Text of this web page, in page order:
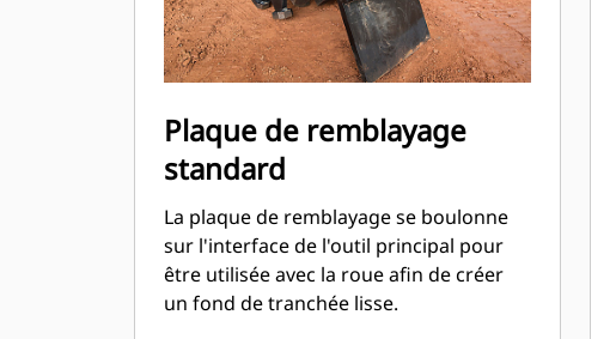
Plaque de remblayage
standard
La plaque de remblayage se boulonne
sur l'interface de l'outil principal pour
être utilisée avec la roue afin de créer
un fond de tranchée lisse.